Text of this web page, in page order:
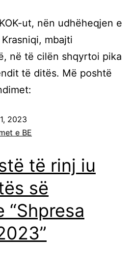
ut, nën udhëheqjen e
mbajti
në të cilën shqyrtoi pika
të ditës. Më poshtë
2023
e BE
të rinj iu
së
“Shpresa